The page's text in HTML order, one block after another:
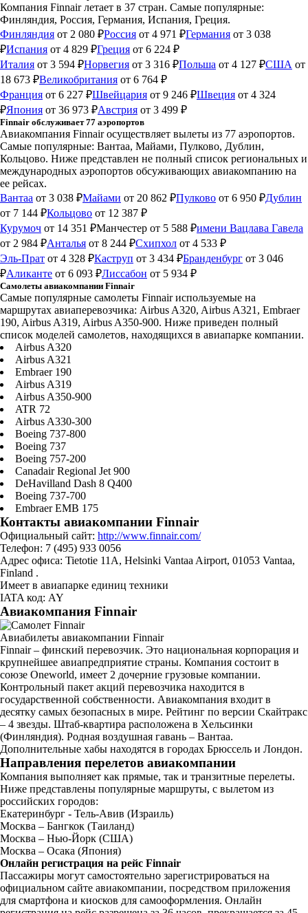
Компания Finnair летает в 37 стран. Самые популярные:
Финляндия, Россия, Германия, Испания, Греция.
Финляндия от 2 080 ₽Россия от 4 971 ₽Германия от 3 038
₽Испания от 4 829 ₽Греция от 6 224 ₽
Италия от 3 594 ₽Норвегия от 3 316 ₽Польша от 4 127 ₽США от
18 673 ₽Великобритания от 6 764 ₽
Франция от 6 227 ₽Швейцария от 9 246 ₽Швеция от 4 324
₽Япония от 36 973 ₽Австрия от 3 499 ₽
Finnair обслуживает 77 аэропортов
Авиакомпания Finnair осуществляет вылеты из 77 аэропортов.
Самые популярные: Вантаа, Майами, Пулково, Дублин,
Кольцово. Ниже представлен не полный список региональных и
международных аэропортов обсуживающих авиакомпанию на
ее рейсах.
Вантаа от 3 038 ₽Майами от 20 862 ₽Пулково от 6 950 ₽Дублин
от 7 144 ₽Кольцово от 12 387 ₽
Курумоч от 14 351 ₽Манчестер от 5 588 ₽имени Вацлава Гавела
от 2 984 ₽Анталья от 8 244 ₽Схипхол от 4 533 ₽
Эль-Прат от 4 328 ₽Каструп от 3 434 ₽Бранденбург от 3 046
₽Аликанте от 6 093 ₽Лиссабон от 5 934 ₽
Самолеты авиакомпании Finnair
Самые популярные самолеты Finnair используемые на
маршрутах авиаперевозчика: Airbus A320, Airbus A321, Embraer
190, Airbus A319, Airbus A350-900. Ниже приведен полный
список моделей самолетов, находящихся в авиапарке компании.
Airbus A320
Airbus A321
Embraer 190
Airbus A319
Airbus A350-900
ATR 72
Airbus A330-300
Boeing 737-800
Boeing 737
Boeing 757-200
Canadair Regional Jet 900
DeHavilland Dash 8 Q400
Boeing 737-700
Embraer EMB 175
Контакты авиакомпании Finnair
Официальный сайт: http://www.finnair.com/
Телефон: 7 (495) 933 0056
Адрес офиса: Tietotie 11A, Helsinki Vantaa Airport, 01053 Vantaa,
Finland .
Имеет в авиапарке единиц техники
IATA код: AY
Авиакомпания Finnair
Авиабилеты авиакомпании Finnair
Finnair – финский перевозчик. Это национальная корпорация и
крупнейшее авиапредприятие страны. Компания состоит в
союзе Oneworld, имеет 2 дочерние грузовые компании.
Контрольный пакет акций перевозчика находится в
государственной собственности. Авиакомпания входит в
десятку самых безопасных в мире. Рейтинг по версии Скайтракс
– 4 звезды. Штаб-квартира расположена в Хельсинки
(Финляндия). Родная воздушная гавань – Вантаа.
Дополнительные хабы находятся в городах Брюссель и Лондон.
Направления перелетов авиакомпании
Компания выполняет как прямые, так и транзитные перелеты.
Ниже представлены популярные маршруты, с вылетом из
российских городов:
Екатеринбург - Тель-Авив (Израиль)
Москва – Бангкок (Таиланд)
Москва – Нью-Йорк (США)
Москва – Осака (Япония)
Онлайн регистрация на рейс Finnair
Пассажиры могут самостоятельно зарегистрироваться на
официальном сайте авиакомпании, посредством приложения
для смартфона и киосков для самооформления. Онлайн